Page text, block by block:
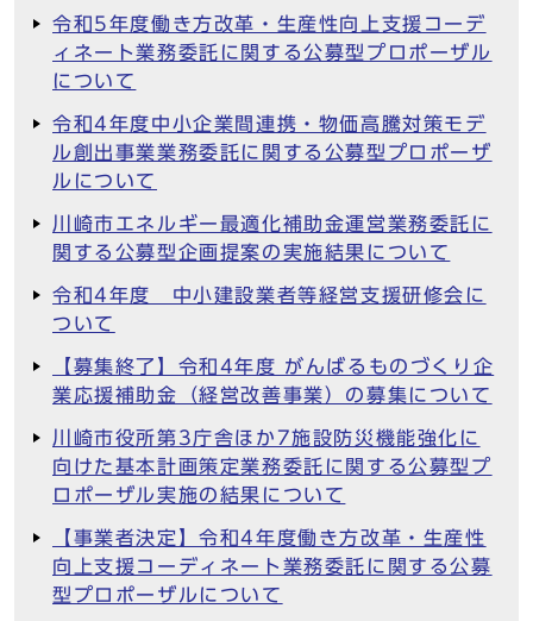
令和5年度働き方改革・生産性向上支援コーデ
ィネート業務委託に関する公募型プロポーザル
について
令和4年度中小企業間連携・物価高騰対策モデ
ル創出事業業務委託に関する公募型プロポーザ
ルについて
川崎市エネルギー最適化補助金運営業務委託に
関する公募型企画提案の実施結果について
令和4年度 中小建設業者等経営支援研修会に
ついて
【募集終了】令和4年度 がんばるものづくり企
業応援補助金（経営改善事業）の募集について
川崎市役所第3庁舎ほか7施設防災機能強化に
向けた基本計画策定業務委託に関する公募型プ
ロポーザル実施の結果について
【事業者決定】令和4年度働き方改革・生産性
向上支援コーディネート業務委託に関する公募
型プロポーザルについて